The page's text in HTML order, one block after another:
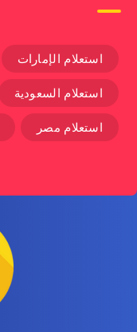
استعلام الإمارات
استعلام السعودية
استعلام مصر